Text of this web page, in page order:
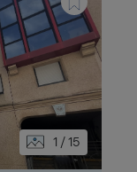
1 / 15